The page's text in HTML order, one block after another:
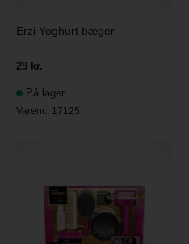
Erzi Yoghurt bæger
29 kr.
På lager
Varenr.: 17125